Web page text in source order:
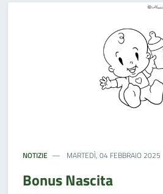
NOTIZIE MARTEDÌ, 04 FEBBRAIO 2025
Bonus Nascita